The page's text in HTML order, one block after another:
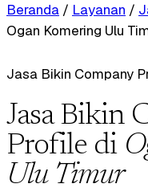
Beranda / Layanan /
Ogan Komering Ulu
Jasa Bikin Company
Jasa Bikin
Profile di
Ulu Timur